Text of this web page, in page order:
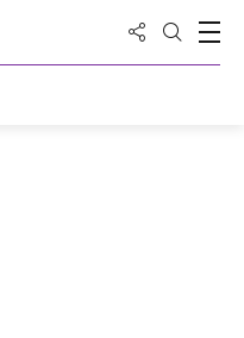
分享到打開搜
打